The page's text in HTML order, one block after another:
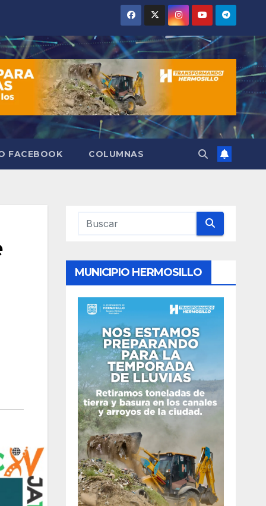
FACEBOOK COLUMNAS
MUNICIPIO HERMOSILLO